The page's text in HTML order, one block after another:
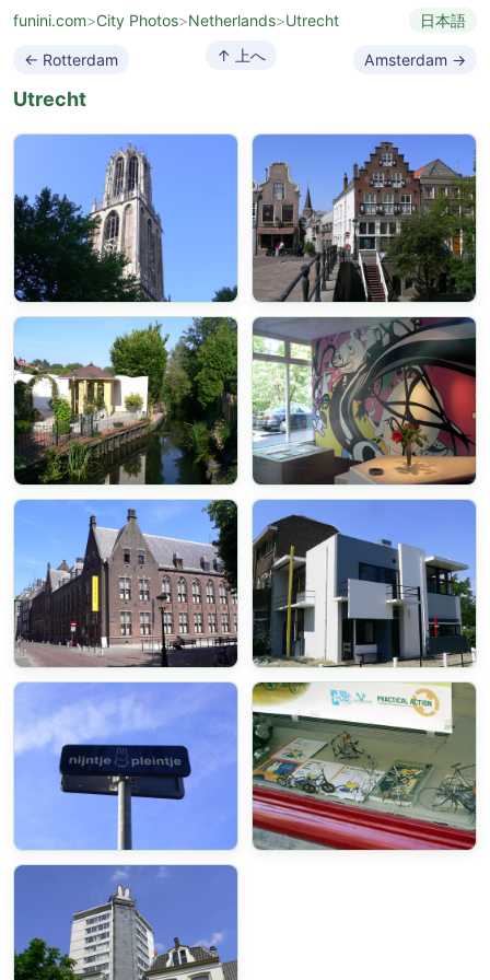
funini.com>City Photos>Netherlands>Utrecht 日本語
← Rotterdam ↑ 上へ Amsterdam →
Utrecht